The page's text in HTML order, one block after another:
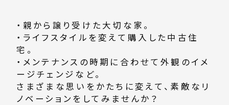
・親から譲り受けた大切な家。
・ライフスタイルを変えて購入した中古住
宅。
・メンテナンスの時期に合わせて外観のイメ
ージチェンジなど。
さまざまな思いをかたちに変えて、素敵なリ
ノベーションをしてみませんか？